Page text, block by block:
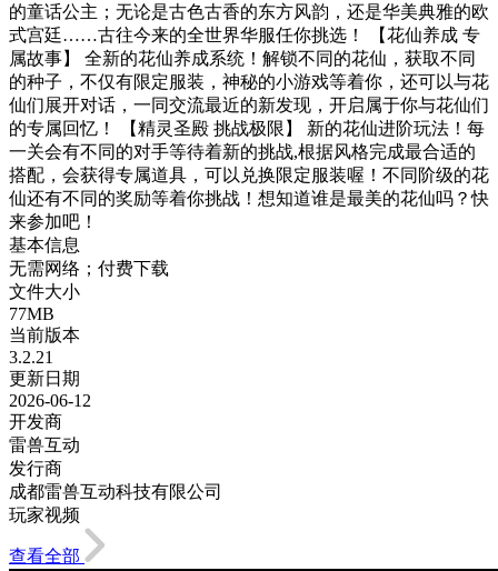
的童话公主；无论是古色古香的东方风韵，还是华美典雅的欧
式宫廷……古往今来的全世界华服任你挑选！ 【花仙养成 专
属故事】 全新的花仙养成系统！解锁不同的花仙，获取不同
的种子，不仅有限定服装，神秘的小游戏等着你，还可以与花
仙们展开对话，一同交流最近的新发现，开启属于你与花仙们
的专属回忆！ 【精灵圣殿 挑战极限】 新的花仙进阶玩法！每
一关会有不同的对手等待着新的挑战,根据风格完成最合适的
搭配，会获得专属道具，可以兑换限定服装喔！不同阶级的花
仙还有不同的奖励等着你挑战！想知道谁是最美的花仙吗？快
来参加吧！
基本信息
无需网络；付费下载
文件大小
77MB
当前版本
3.2.21
更新日期
2026-06-12
开发商
雷兽互动
发行商
成都雷兽互动科技有限公司
玩家视频
查看全部